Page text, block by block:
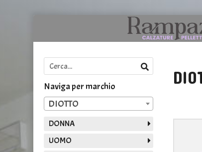
Naviga per marchio
DIOTTO
DONNA
UOMO